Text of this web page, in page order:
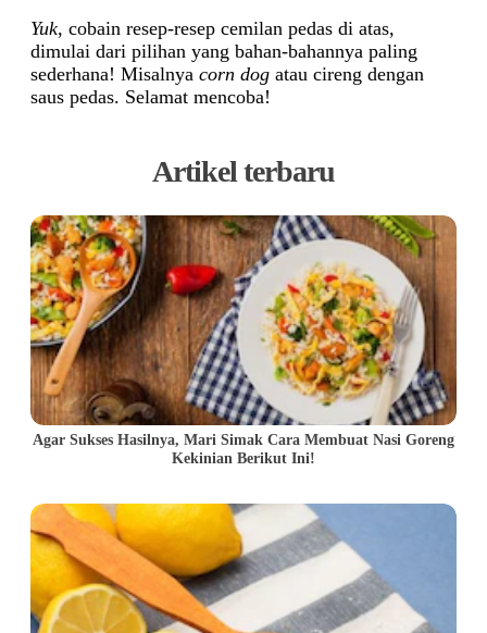
Yuk, cobain resep-resep cemilan pedas di atas,
dimulai dari pilihan yang bahan-bahannya paling
sederhana! Misalnya corn dog atau cireng dengan
saus pedas. Selamat mencoba!
Artikel terbaru
Agar Sukses Hasilnya, Mari Simak Cara Membuat Nasi Goreng
Kekinian Berikut Ini!